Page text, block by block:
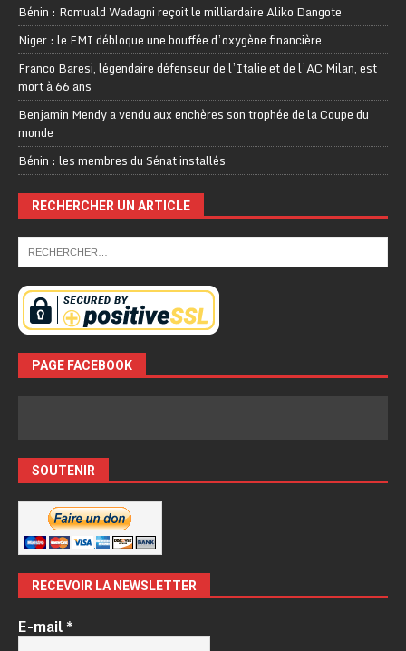
Bénin : Romuald Wadagni reçoit le milliardaire Aliko Dangote
Niger : le FMI débloque une bouffée d’oxygène financière
Franco Baresi, légendaire défenseur de l’Italie et de l’AC Milan, est
mort à 66 ans
Benjamin Mendy a vendu aux enchères son trophée de la Coupe du
monde
Bénin : les membres du Sénat installés
RECHERCHER UN ARTICLE
PAGE FACEBOOK
SOUTENIR
RECEVOIR LA NEWSLETTER
E-mail*